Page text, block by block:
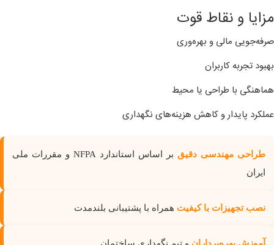
مزایا و نقاط قوت
صرفه‌جویی مالی و بهره‌وری
بهبود تجربه کاربران
هماهنگی با طراحی یا محیط
عملکرد پایدار و کاهش هزینه‌های نگهداری
طراحی مهندسی دقیق
بر اساس استاندارد NFPA و مقررات ملی
ایران
نصب تجهیزات با کیفیت همراه با پشتیبانی بلندمدت
آموزش بهره‌برداران و تیم نگهداری ساختمان